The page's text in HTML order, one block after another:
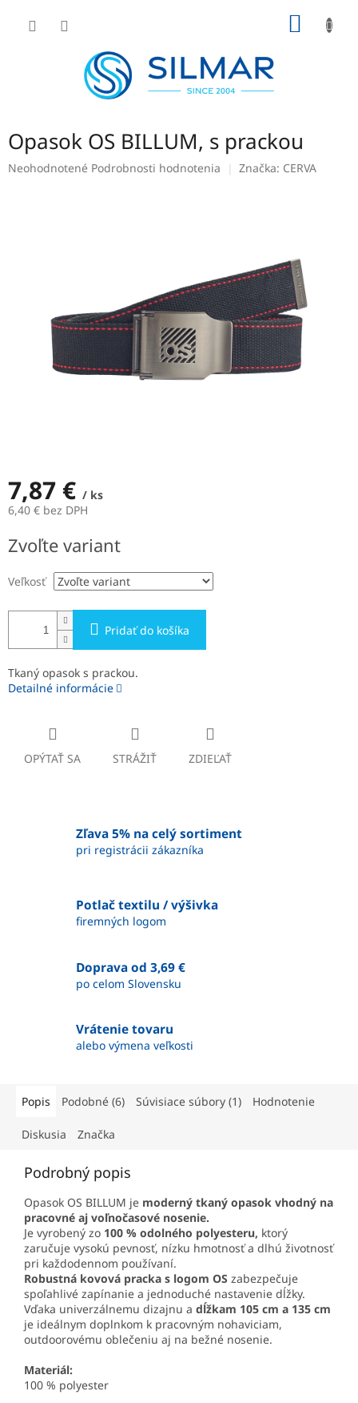
Opasok OS BILLUM, s prackou
Priemerné
Neohodnotené Podrobnosti hodnotenia Značka: CERVA
7,87 € / ks
6,40 € bez DPH
cena:
Zvoľte variant
Veľkosť
Pridať do košíka
Tkaný opasok s prackou.
Detailné informácie
OPÝTAŤ SA STRÁŽIŤ ZDIEĽAŤ
Zľava 5% na celý sortiment
pri registrácii zákazníka
Potlač textilu / výšivka
firemných logom
Doprava od 3,69 €
po celom Slovensku
Vrátenie tovaru
alebo výmena veľkosti
Popis Podobné (6) Súvisiace súbory (1) Hodnotenie
Diskusia Značka
Podrobný popis
Opasok OS BILLUM je moderný tkaný opasok vhodný na
pracovné aj voľnočasové nosenie.
Je vyrobený zo 100 % odolného polyesteru, ktorý
zaručuje vysokú pevnosť, nízku hmotnosť a dlhú životnosť
pri každodennom používaní.
Robustná kovová pracka s logom OS zabezpečuje
spoľahlivé zapínanie a jednoduché nastavenie dĺžky.
Vďaka univerzálnemu dizajnu a dĺžkam 105 cm a 135 cm
je ideálnym doplnkom k pracovným nohaviciam,
outdoorovému oblečeniu aj na bežné nosenie.
Materiál:
100 % polyester